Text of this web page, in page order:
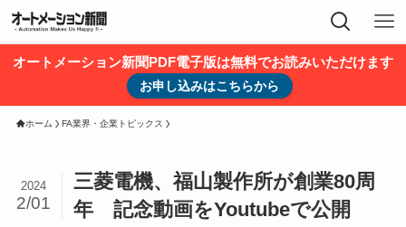
オートメーション新聞PDF電子版は無料でお読みいただけます
お申し込みはこちらから
ホーム FA業界・企業トピックス
三菱電機、福山製作所が創業80周
年 記念動画をYoutubeで公開
2024
2/01